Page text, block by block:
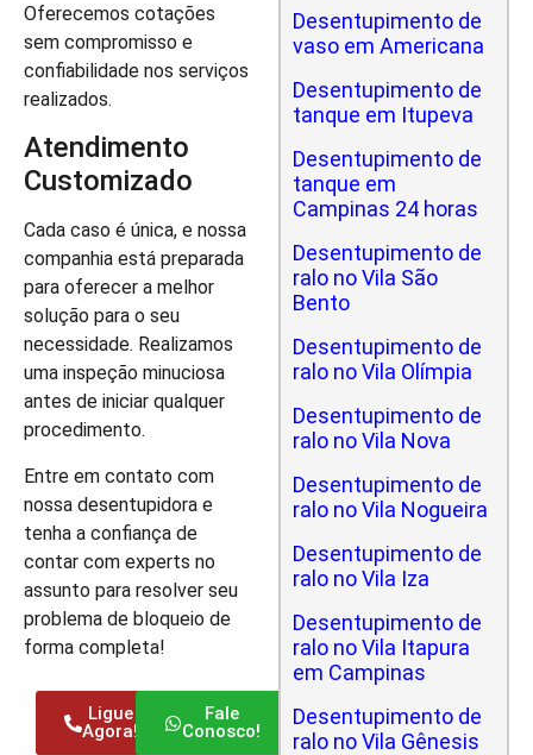
Oferecemos cotações
sem compromisso e
confiabilidade nos serviços
realizados.
Atendimento
Customizado
Cada caso é única, e nossa
companhia está preparada
para oferecer a melhor
solução para o seu
necessidade. Realizamos
uma inspeção minuciosa
antes de iniciar qualquer
procedimento.
Entre em contato com
nossa desentupidora e
tenha a confiança de
contar com experts no
assunto para resolver seu
problema de bloqueio de
forma completa!
Ligue
Agora!
Fale
Conosco!
Desentupimento de
vaso em Americana
Desentupimento de
tanque em Itupeva
Desentupimento de
tanque em
Campinas 24 horas
Desentupimento de
ralo no Vila São
Bento
Desentupimento de
ralo no Vila Olímpia
Desentupimento de
ralo no Vila Nova
Desentupimento de
ralo no Vila Nogueira
Desentupimento de
ralo no Vila Iza
Desentupimento de
ralo no Vila Itapura
em Campinas
Desentupimento de
ralo no Vila Gênesis